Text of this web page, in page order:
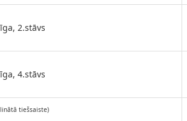
2.stāvs
4.stāvs
tiešsaiste)